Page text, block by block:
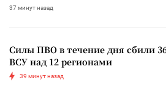
37 минут назад
Силы ПВО в течение дня сбили
ВСУ над 12 регионами
39 минут назад